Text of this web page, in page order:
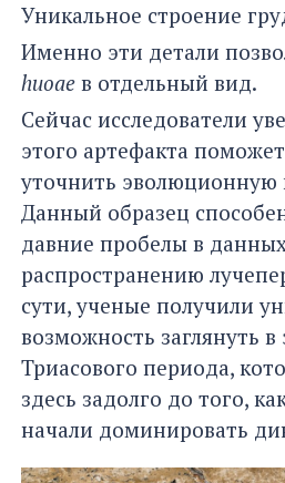
Уникальное строение
Именно эти детали
huoae в отдельный вид.
Сейчас исследователи
этого артефакта
уточнить эволюционную
Данный образец
давние пробелы в
распространению
сути, ученые получили
возможность заглянуть в
Триасового периода,
здесь задолго до того,
начали доминировать